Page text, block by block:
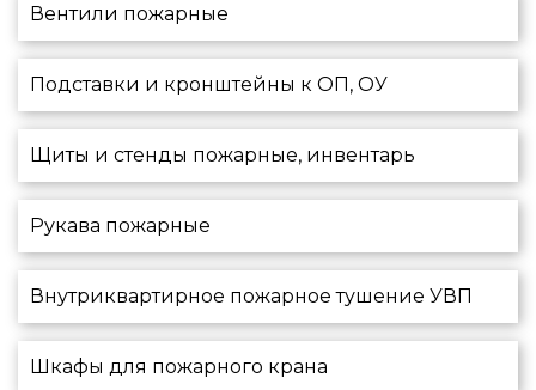
Вентили пожарные
Подставки и кронштейны к ОП, ОУ
Щиты и стенды пожарные, инвентарь
Рукава пожарные
Внутриквартирное пожарное тушение УВП
Шкафы для пожарного крана